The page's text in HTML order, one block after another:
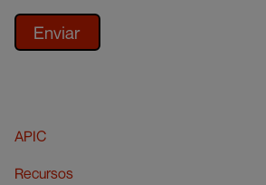
APIC
Recursos